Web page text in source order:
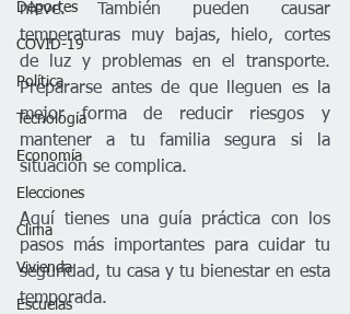
Deportes
COVID-19
Política
Tecnología
Economía
Elecciones
Clima
Vivienda
Escuelas
nieve. También pueden causar
temperaturas muy bajas, hielo, cortes
de luz y problemas en el transporte.
Prepararse antes de que lleguen es la
mejor forma de reducir riesgos y
mantener a tu familia segura si la
situación se complica.
Aquí tienes una guía práctica con los
pasos más importantes para cuidar tu
seguridad, tu casa y tu bienestar en esta
temporada.